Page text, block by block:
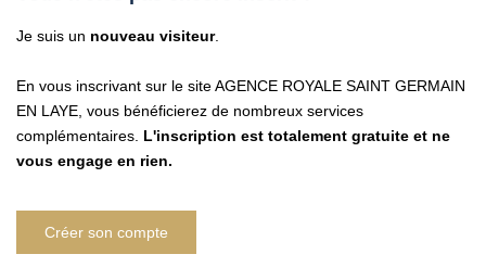
Notre Équipe
Vendre Avec AGENCE ROYALE
Je suis un nouveau visiteur.
En vous inscrivant sur le site AGENCE ROYALE SAINT GERMAIN
EN LAYE, vous bénéficierez de nombreux services
complémentaires. L'inscription est totalement gratuite et ne
vous engage en rien.
Créer son compte